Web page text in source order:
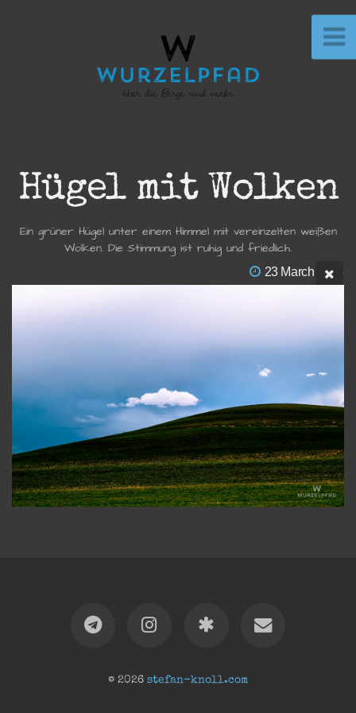
Hügel mit Wolken
Ein grüner Hügel unter einem Himmel mit vereinzelten weißen
Wolken. Die Stimmung ist ruhig und friedlich.
23 March 2025
© 2026 stefan-knoll.com